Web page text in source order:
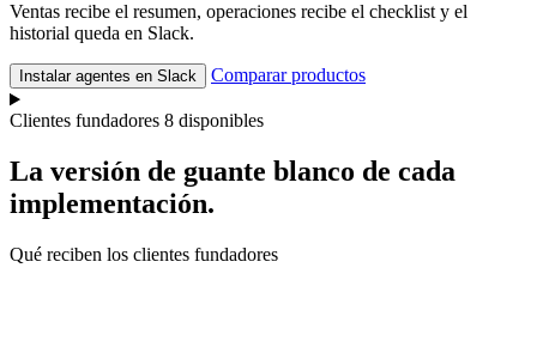
Ventas recibe el resumen, operaciones recibe el checklist y el
historial queda en Slack.
Instalar agentes en Slack Comparar productos
Clientes fundadores 8 disponibles
La versión de guante blanco de cada
implementación.
Qué reciben los clientes fundadores